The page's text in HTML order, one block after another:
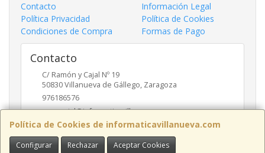
Política de Cookies de informaticavillanueva.com
Configurar Rechazar Aceptar Cookies
Contacto
Información Legal
Política Privacidad
Política de Cookies
Condiciones de Compra
Formas de Pago
Contacto
C/ Ramón y Cajal Nº 19
50830Villanueva de Gállego, Zaragoza
976186576
comercial@informaticavillanueva.com